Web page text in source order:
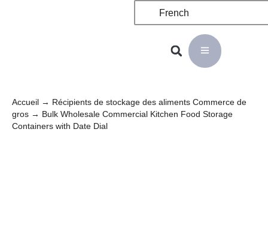
French
Accueil → Récipients de stockage des aliments Commerce de
gros → Bulk Wholesale Commercial Kitchen Food Storage
Containers with Date Dial